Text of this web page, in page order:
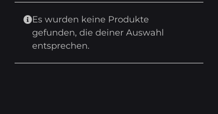
Es wurden keine Produkte
gefunden, die deiner Auswahl
entsprechen.